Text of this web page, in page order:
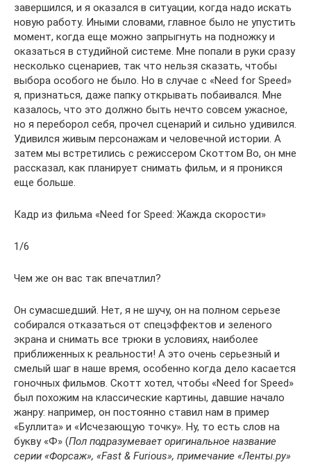
завершился, и я оказался в ситуации, когда надо искать
новую работу. Иными словами, главное было не упустить
момент, когда еще можно запрыгнуть на подножку и
оказаться в студийной системе. Мне попали в руки сразу
несколько сценариев, так что нельзя сказать, чтобы
выбора особого не было. Но в случае с «Need for Speed»
я, признаться, даже папку открывать побаивался. Мне
казалось, что это должно быть нечто совсем ужасное,
но я переборол себя, прочел сценарий и сильно удивился.
Удивился живым персонажам и человечной истории. А
затем мы встретились с режиссером Скоттом Во, он мне
рассказал, как планирует снимать фильм, и я проникся
еще больше.
Кадр из фильма «Need for Speed: Жажда скорости»
1/6
Чем же он вас так впечатлил?
Он сумасшедший. Нет, я не шучу, он на полном серьезе
собирался отказаться от спецэффектов и зеленого
экрана и снимать все трюки в условиях, наиболее
приближенных к реальности! А это очень серьезный и
смелый шаг в наше время, особенно когда дело касается
гоночных фильмов. Скотт хотел, чтобы «Need for Speed»
был похожим на классические картины, давшие начало
жанру: например, он постоянно ставил нам в пример
«Буллита» и «Исчезающую точку». Ну, то есть слов на
букву «Ф» (Пол подразумевает оригинальное название
серии «Форсаж», «Fast & Furious», примечание «Ленты.ру»